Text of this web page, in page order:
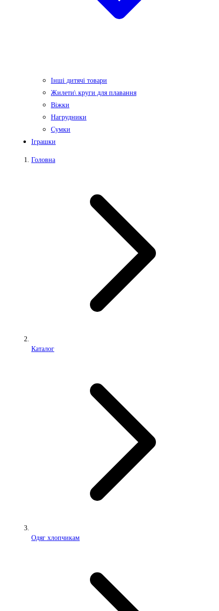
Інші дитячі товари
Жилети\ круги для плавання
Віжки
Нагрудники
Сумки
Іграшки
Головна
Каталог
Одяг хлопчикам